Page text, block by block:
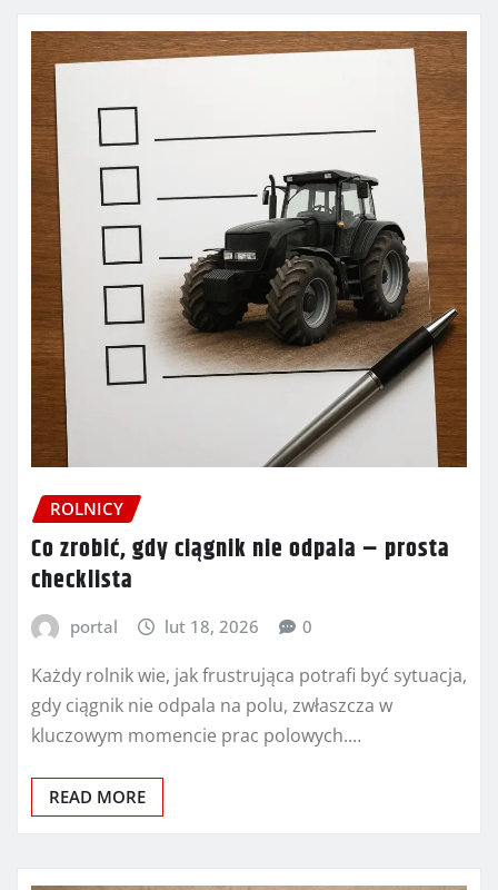
ROLNICY
Co zrobić, gdy ciągnik nie odpala – prosta
checklista
portal lut 18, 2026 0
Każdy rolnik wie, jak frustrująca potrafi być sytuacja,
gdy ciągnik nie odpala na polu, zwłaszcza w
kluczowym momencie prac polowych.…
READ MORE